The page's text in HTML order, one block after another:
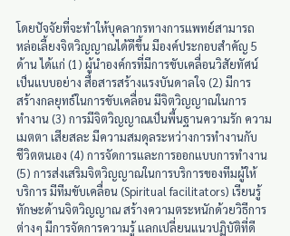
โดยปัจจัยที่จะทำให้บุคลากรทางการแพทย์สามารถ
หล่อเลี้ยงจิตวิญญาณได้ดีขึ้น มีองค์ประกอบสำคัญ 5
ด้าน ได้แก่ (1) ผู้นำองค์กรที่มีการขับเคลื่อนวิสัยทัศน์
เป็นแบบอย่าง สื่อสารสร้างแรงบันดาลใจ (2) มีการ
สร้างกลยุทธ์ในการขับเคลื่อน มีจิตวิญญาณในการ
ทำงาน (3) การมีจิตวิญญาณเป็นพื้นฐานความรัก ความ
เมตตา เสียสละ มีความสมดุลระหว่างการทำงานกับ
ชีวิตตนเอง (4) การจัดการและการออกแบบการทำงาน
(5) การส่งเสริมจิตวิญญาณในการบริการของทีมผู้ให้
บริการ มีทีมขับเคลื่อน (Spiritual facilitators) เรียนรู้
ทักษะด้านจิตวิญญาณ สร้างความตระหนักด้วยวิธีการ
ต่างๆ มีการจัดการความรู้ แลกเปลี่ยนแนวปฏิบัติที่ดี